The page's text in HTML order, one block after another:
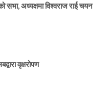
सभा, अध्यक्षमा विश्वराज राई चयन
वृक्षरोपण